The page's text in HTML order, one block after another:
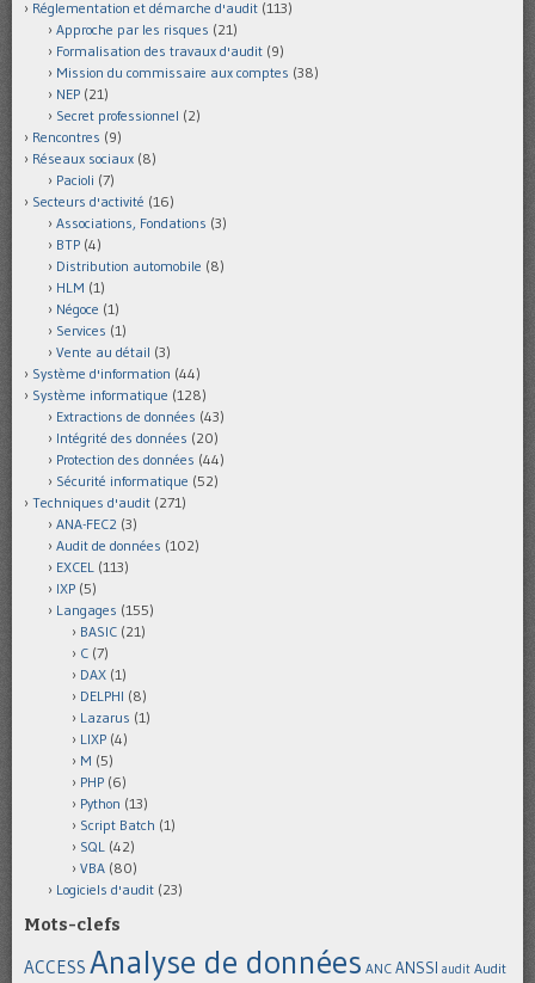
Réglementation et démarche d'audit (113)
Approche par les risques (21)
Formalisation des travaux d'audit (9)
Mission du commissaire aux comptes (38)
NEP (21)
Secret professionnel (2)
Rencontres (9)
Réseaux sociaux (8)
Pacioli (7)
Secteurs d'activité (16)
Associations, Fondations (3)
BTP (4)
Distribution automobile (8)
HLM (1)
Négoce (1)
Services (1)
Vente au détail (3)
Système d'information (44)
Système informatique (128)
Extractions de données (43)
Intégrité des données (20)
Protection des données (44)
Sécurité informatique (52)
Techniques d'audit (271)
ANA-FEC2 (3)
Audit de données (102)
EXCEL (113)
IXP (5)
Langages (155)
BASIC (21)
C (7)
DAX (1)
DELPHI (8)
Lazarus (1)
LIXP (4)
M (5)
PHP (6)
Python (13)
Script Batch (1)
SQL (42)
VBA (80)
Logiciels d'audit (23)
Mots-clefs
ACCESS Analyse de données ANC ANSSI audit Audit